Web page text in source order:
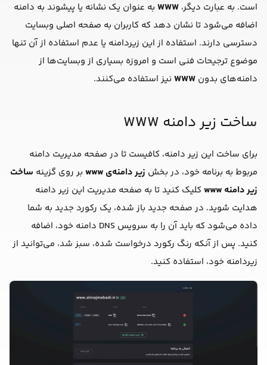
است. به عبارت دیگر، WWW به عنوان یک نشانه یا پیشوند به دامنه
اضافه می‌شود تا نشان دهد که کاربران به صفحه اصلی وبسایت
دسترسی دارند. استفاده از این زیردامنه یا عدم استفاده از آن تنها
موضوع ترجیحات فنی است و امروزه بسیاری از وبسایت‌ها از
دامنه‌های بدون WWW نیز استفاده می‌کنند.
ساخت زیر دامنه WWW
برای ساخت این زیر دامنه، کافیست تا در صفحه مدیریت دامنه
مربوط به برنامه خود، در بخش زیر دامنه‌ی www بر روی گزینه ساخت
زیر دامنه www
کلیک کنید تا به صفحه مدیریت این زیر دامنه
هدایت شوید. در صفحه جدید باز شده، یک رکورد جدید به شما
داده می‌شود که باید آن را به سرویس DNS دامنه خود، اضافه
کنید. پس از آنکه رنگ رکورد درخواست شده، سبز شد، می‌توانید از
زیردامنه خود، استفاده کنید.